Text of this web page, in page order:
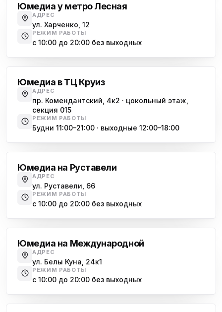
Юмедиа у метро Лесная
АДРЕС
ул. Харченко, 12
РЕЖИМ РАБОТЫ
с 10:00 до 20:00 без выходных
Юмедиа в ТЦ Круиз
АДРЕС
пр. Комендантский, 4к2 · цокольный этаж,
секция 015
РЕЖИМ РАБОТЫ
Будни 11:00–21:00 · выходные 12:00–18:00
Юмедиа на Руставели
АДРЕС
ул. Руставели, 66
РЕЖИМ РАБОТЫ
с 10:00 до 20:00 без выходных
Юмедиа на Международной
АДРЕС
ул. Белы Куна, 24к1
РЕЖИМ РАБОТЫ
с 10:00 до 20:00 без выходных